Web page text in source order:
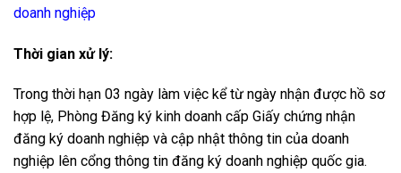
doanh nghiệp
Thời gian xử lý:
Trong thời hạn 03 ngày làm việc kể từ ngày nhận được hồ sơ
hợp lệ, Phòng Đăng ký kinh doanh cấp Giấy chứng nhận
đăng ký doanh nghiệp và cập nhật thông tin của doanh
nghiệp lên cổng thông tin đăng ký doanh nghiệp quốc gia.